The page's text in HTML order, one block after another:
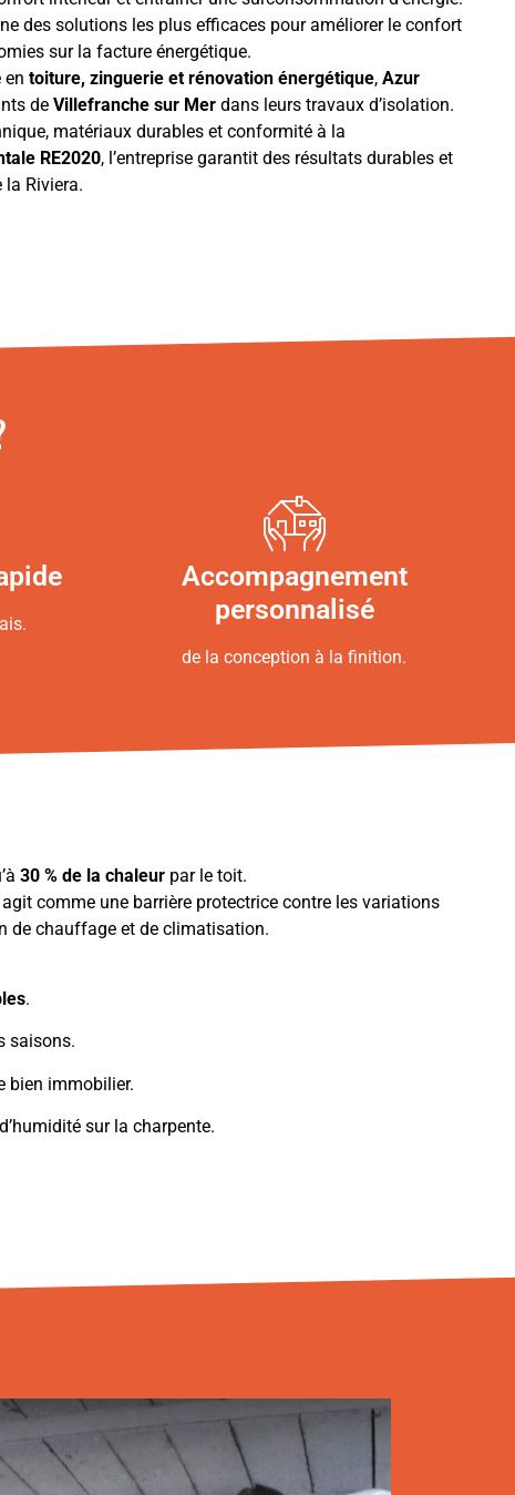
des solutions les plus efficaces pour améliorer le confort
sur la facture énergétique.
entoiture, zinguerie et rénovation énergétique,Azur
deVillefranche sur Mer dans leurs travaux d’isolation.
matériaux durables et conformité à la
RE2020, l’entreprise garantit des résultats durables et
Riviera.
Accompagnement
personnalisé
de la conception à la finition.
30 % de la chaleur par le toit.
comme une barrière protectrice contre les variations
de chauffage et de climatisation.
.
saisons.
bien immobilier.
sur la charpente.